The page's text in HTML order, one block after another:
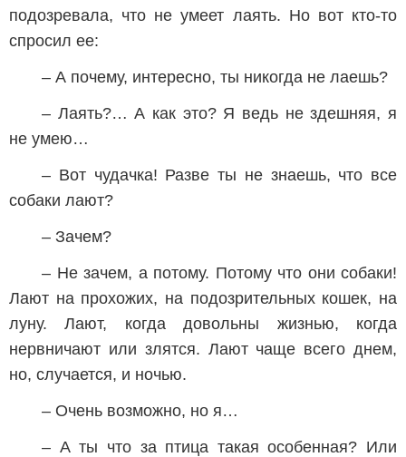
подозревала, что не умеет лаять. Но вот кто-то
спросил ее:
– А почему, интересно, ты никогда не лаешь?
– Лаять?… А как это? Я ведь не здешняя, я
не умею…
– Вот чудачка! Разве ты не знаешь, что все
собаки лают?
– Зачем?
– Не зачем, а потому. Потому что они собаки!
Лают на прохожих, на подозрительных кошек, на
луну. Лают, когда довольны жизнью, когда
нервничают или злятся. Лают чаще всего днем,
но, случается, и ночью.
– Очень возможно, но я…
– А ты что за птица такая особенная? Или